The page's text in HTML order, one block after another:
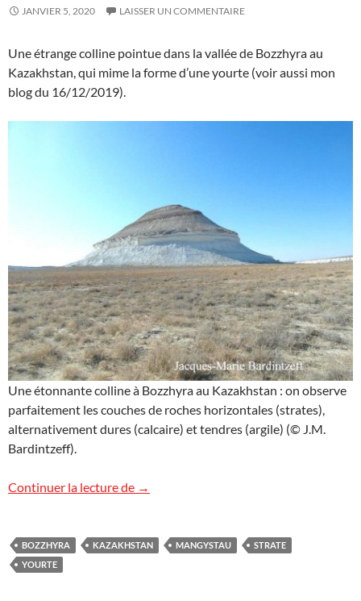
JANVIER 5, 2020 LAISSER UN COMMENTAIRE
Une étrange colline pointue dans la vallée de Bozzhyra au
Kazakhstan, qui mime la forme d’une yourte (voir aussi mon
blog du 16/12/2019).
Une étonnante colline à Bozzhyra au Kazakhstan : on observe
parfaitement les couches de roches horizontales (strates),
alternativement dures (calcaire) et tendres (argile) (© J.M.
Bardintzeff).
Continuer la lecture de La colline pointue de Bozzhyra,
→
BOZZHYRA KAZAKHSTAN MANGYSTAU
STRATE
YOURTE